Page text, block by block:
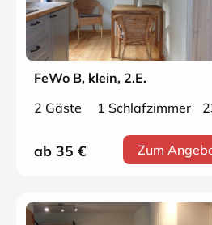
FeWo B, klein, 2.E.
2 Gäste
1 Schlafzimmer
ab 35 € Zum